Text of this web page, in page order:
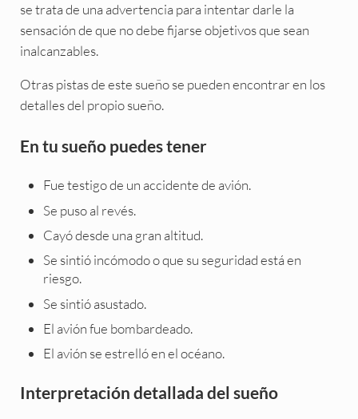
se trata de una advertencia para intentar darle la
sensación de que no debe fijarse objetivos que sean
inalcanzables.
Otras pistas de este sueño se pueden encontrar en los
detalles del propio sueño.
En tu sueño puedes tener
Fue testigo de un accidente de avión.
Se puso al revés.
Cayó desde una gran altitud.
Se sintió incómodo o que su seguridad está en
riesgo.
Se sintió asustado.
El avión fue bombardeado.
El avión se estrelló en el océano.
Interpretación detallada del sueño